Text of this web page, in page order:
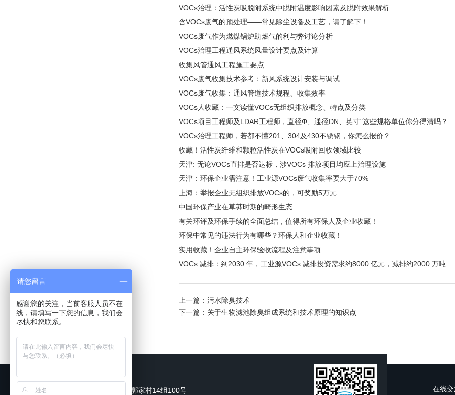
VOCs治理：活性炭吸脱附系统中脱附温度影响因素及脱附效果解析
含VOCs废气的预处理——常见除尘设备及工艺，请了解下！
VOCs废气作为燃煤锅炉助燃气的利与弊讨论分析
VOCs治理工程通风系统风量设计要点及计算
收集风管通风工程施工要点
VOCs废气收集技术参考：新风系统设计安装与调试
VOCs废气收集：通风管道技术规程、收集效率
VOCs人收藏：一文读懂VOCs无组织排放概念、特点及分类
VOCs项目工程师及LDAR工程师，直径Φ、通径DN、英寸"这些规格单位你分得清吗？
VOCs治理工程师，若都不懂201、304及430不锈钢，你怎么报价？
收藏！活性炭纤维和颗粒活性炭在VOCs吸附回收领域比较
天津: 无论VOCs直排是否达标，涉VOCs 排放项目均应上治理设施
天津：环保企业需注意！工业源VOCs废气收集率要大于70%
上海：举报企业无组织排放VOCs的，可奖励5万元
中国环保产业在草莽时期的畸形生态
有关环评及环保手续的全面总结，值得所有环保人及企业收藏！
环保中常见的违法行为有哪些？环保人和企业收藏！
实用收藏！企业自主环保验收流程及注意事项
VOCs 减排：到2030 年，工业源VOCs 减排投资需求约8000 亿元，减排约2000 万吨
上一篇： 污水除臭技术
下一篇： 关于生物滤池除臭组成系统和技术原理的知识点
地址：新都区军屯镇郭家村14组100号 在线
请您留言
感谢您的关注，当前客服人员不在
线，请填写一下您的信息，我们会
尽快和您联系。